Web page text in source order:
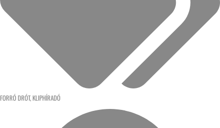
FORRÓ DRÓT, KLIPHÍRADÓ